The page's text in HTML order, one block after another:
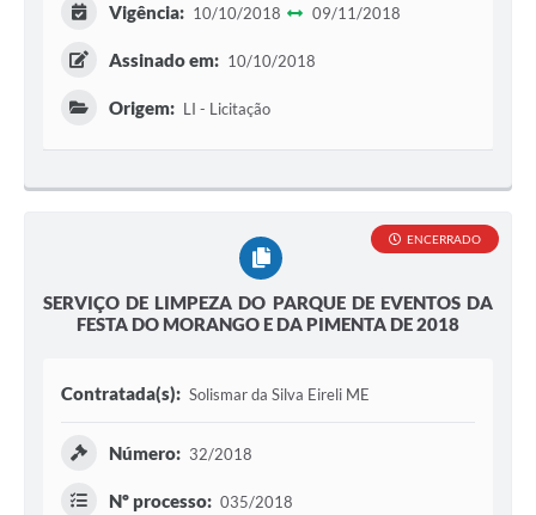
Vigência: 10/10/2018 09/11/2018
Assinado em: 10/10/2018
Origem: LI - Licitação
SERVIÇO DE LIMPEZA DO PARQUE DE EVENTOS DA
FESTA DO MORANGO E DA PIMENTA DE 2018
ENCERRADO
Contratada(s): Solismar da Silva Eireli ME
Número: 32/2018
Nº processo: 035/2018